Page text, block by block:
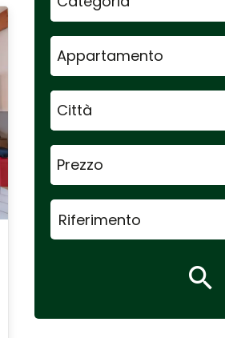
Appartamento
Città
Prezzo